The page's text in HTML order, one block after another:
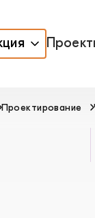
Проектирование